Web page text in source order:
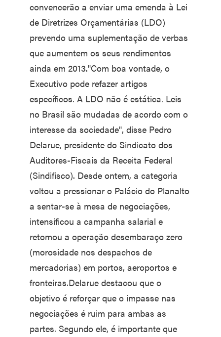
convencerão a enviar uma emenda à Lei
de Diretrizes Orçamentárias (LDO)
prevendo uma suplementação de verbas
que aumentem os seus rendimentos
ainda em 2013."Com boa vontade, o
Executivo pode refazer artigos
específicos. A LDO não é estática. Leis
no Brasil são mudadas de acordo com o
interesse da sociedade", disse Pedro
Delarue, presidente do Sindicato dos
Auditores-Fiscais da Receita Federal
(Sindifisco). Desde ontem, a categoria
voltou a pressionar o Palácio do Planalto
a sentar-se à mesa de negociações,
intensificou a campanha salarial e
retomou a operação desembaraço zero
(morosidade nos despachos de
mercadorias) em portos, aeroportos e
fronteiras.Delarue destacou que o
objetivo é reforçar que o impasse nas
negociações é ruim para ambas as
partes. Segundo ele, é importante que